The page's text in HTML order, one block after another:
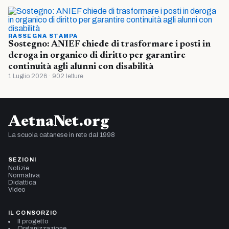
RASSEGNA STAMPA
Sostegno: ANIEF chiede di trasformare i posti in
deroga in organico di diritto per garantire
continuità agli alunni con disabilità
1 Luglio 2026 · 902 letture
AetnaNet.org
La scuola catanese in rete dal 1998
SEZIONI
Notizie
Normativa
Didattica
Video
IL CONSORZIO
Il progetto